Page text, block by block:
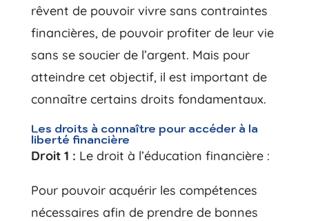
rêvent de pouvoir vivre sans contraintes
financières, de pouvoir profiter de leur vie
sans se soucier de l’argent. Mais pour
atteindre cet objectif, il est important de
connaître certains droits fondamentaux.
Les droits à connaître pour accéder à la
liberté financière
Droit 1 : Le droit à l’éducation financière :
Pour pouvoir acquérir les compétences
nécessaires afin de prendre de bonnes